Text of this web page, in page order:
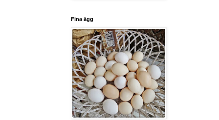
Fina ägg